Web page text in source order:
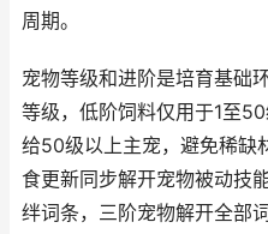
周期。
宠物等级和进阶是培育基础
等级，低阶饲料仅用于1至
给50级以上主宠，避免稀缺
食更新同步解开宠物被动技
绊词条，三阶宠物解开全部